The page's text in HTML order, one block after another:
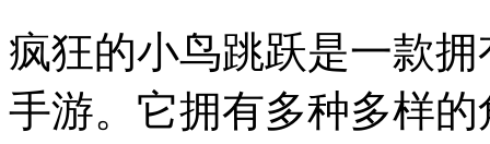
疯狂的小鸟跳跃是一款
手游。它拥有多种多样